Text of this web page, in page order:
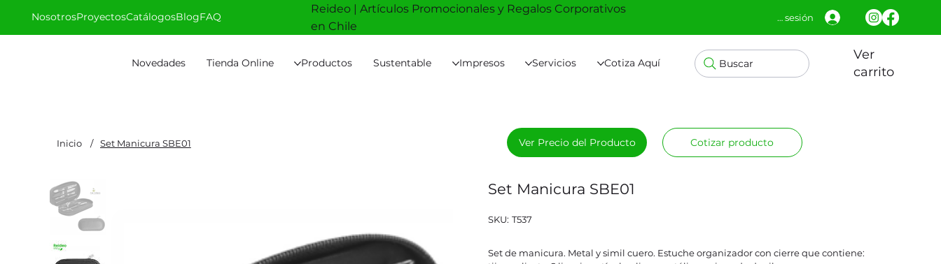
Novedades Tienda Online Productos Sustentable Impresos Servicios Cotiza Aquí Buscar
Ver
carrito
NosotrosProyectosCatálogosBlogFAQ
Reideo | Artículos Promocionales y Regalos Corporativos
en Chile
Iniciar sesión
Inicio / Set Manicura SBE01
Set Manicura SBE01
SKU: SKU
T537
T537
Set de manicura. Metal y simil cuero. Estuche organizador con cierre que contiene:
Ver Precio del Producto Cotizar producto